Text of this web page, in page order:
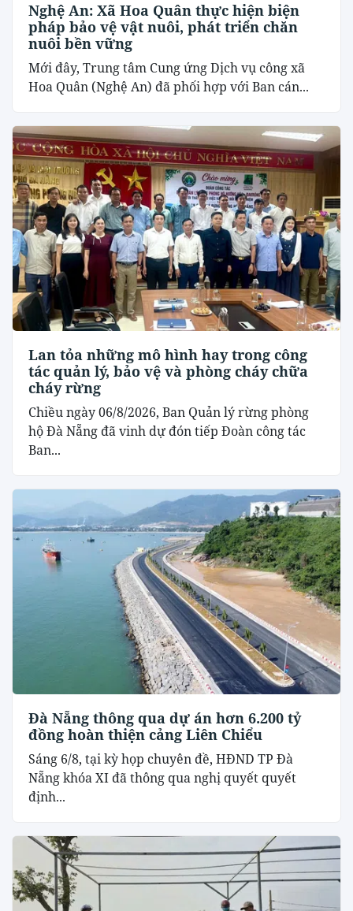
Nghệ An: Xã Hoa Quân thực hiện biện
pháp bảo vệ vật nuôi, phát triển chăn
nuôi bền vững
Mới đây, Trung tâm Cung ứng Dịch vụ công xã
Hoa Quân (Nghệ An) đã phối hợp với Ban cán...
Lan tỏa những mô hình hay trong công
tác quản lý, bảo vệ và phòng cháy chữa
cháy rừng
Chiều ngày 06/8/2026, Ban Quản lý rừng phòng
hộ Đà Nẵng đã vinh dự đón tiếp Đoàn công tác
Ban...
Đà Nẵng thông qua dự án hơn 6.200 tỷ
đồng hoàn thiện cảng Liên Chiểu
Sáng 6/8, tại kỳ họp chuyên đề, HĐND TP Đà
Nẵng khóa XI đã thông qua nghị quyết quyết
định...